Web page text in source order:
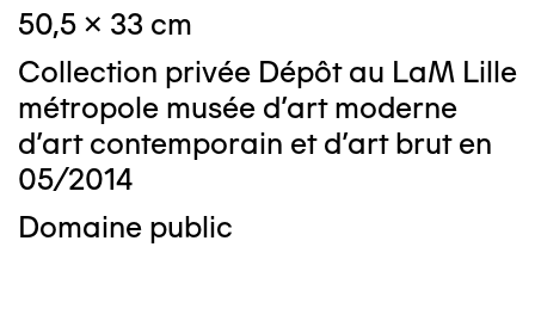
50,5 x 33 cm
Collection privée Dépôt au LaM Lille
métropole musée d’art moderne
d’art contemporain et d’art brut en
05/2014
Domaine public